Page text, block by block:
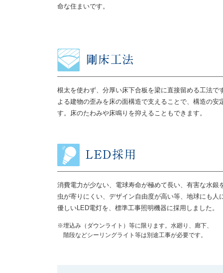
命な住まいです。
根太を使わず、分厚い床下合板を梁に直接留める工法で
よる建物の歪みを床の面構造で支えることで、構造の安
す。床のたわみや床鳴りを抑えることもできます。
消費電力が少ない、電球寿命が極めて長い、有害な水銀
虫が寄りにくい、デザイン自由度が高い等、地球にも人
優しいLED電灯を、標準工事照明機器に採用しました。
※埋込み（ダウンライト）等に限ります。水廻り、廊下、
階段などシーリングライト等は別途工事が必要です。